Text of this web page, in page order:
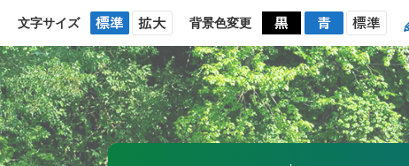
文字サイズ 背景色変更